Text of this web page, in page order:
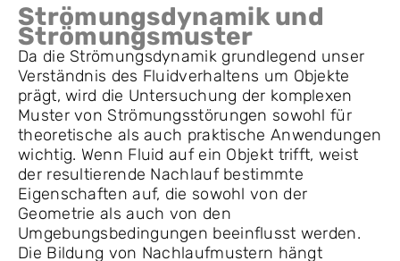
Strömungsdynamik und
Strömungsmuster
Da die Strömungsdynamik grundlegend unser
Verständnis des Fluidverhaltens um Objekte
prägt, wird die Untersuchung der komplexen
Muster von Strömungsstörungen sowohl für
theoretische als auch praktische Anwendungen
wichtig. Wenn Fluid auf ein Objekt trifft, weist
der resultierende Nachlauf bestimmte
Eigenschaften auf, die sowohl von der
Geometrie als auch von den
Umgebungsbedingungen beeinflusst werden.
Die Bildung von Nachlaufmustern hängt